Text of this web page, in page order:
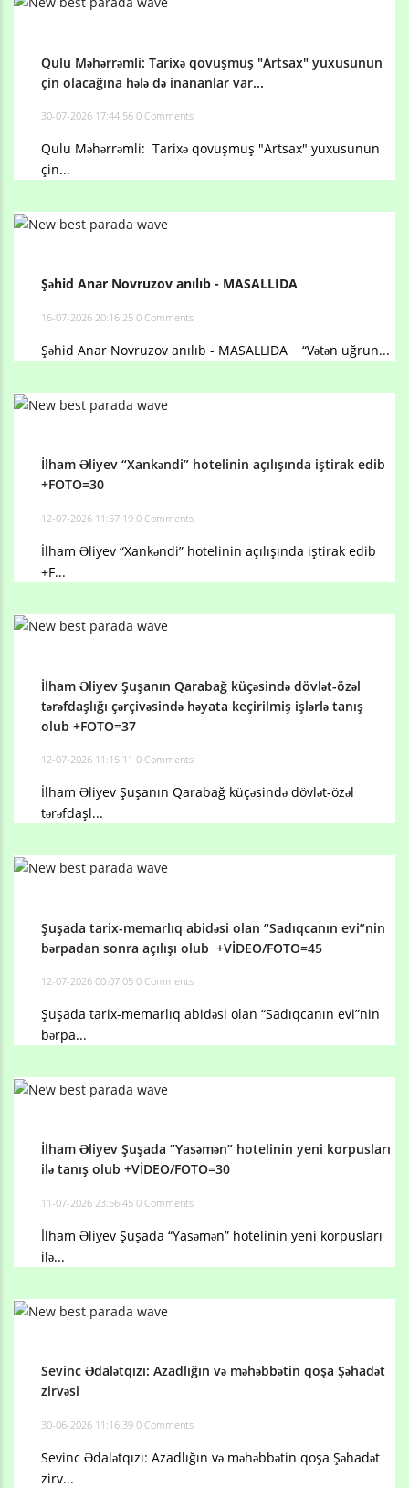
Qulu Məhərrəmli: Tarixə qovuşmuş "Artsax" yuxusunun
çin olacağına hələ də inananlar var...
30-07-2026 17:44:56 0 Comments
Qulu Məhərrəmli: Tarixə qovuşmuş "Artsax" yuxusunun
çin...
Şəhid Anar Novruzov anılıb - MASALLIDA
16-07-2026 20:16:25 0 Comments
Şəhid Anar Novruzov anılıb - MASALLIDA “Vətən uğrun...
İlham Əliyev “Xankəndi” hotelinin açılışında iştirak edib
+FOTO=30
12-07-2026 11:57:19 0 Comments
İlham Əliyev “Xankəndi” hotelinin açılışında iştirak edib
+F...
İlham Əliyev Şuşanın Qarabağ küçəsində dövlət-özəl
tərəfdaşlığı çərçivəsində həyata keçirilmiş işlərlə tanış
olub +FOTO=37
12-07-2026 11:15:11 0 Comments
İlham Əliyev Şuşanın Qarabağ küçəsində dövlət-özəl
tərəfdaşl...
Şuşada tarix-memarlıq abidəsi olan “Sadıqcanın evi”nin
bərpadan sonra açılışı olub +VİDEO/FOTO=45
12-07-2026 00:07:05 0 Comments
Şuşada tarix-memarlıq abidəsi olan “Sadıqcanın evi”nin
bərpa...
İlham Əliyev Şuşada “Yasəmən” hotelinin yeni korpusları
ilə tanış olub +VİDEO/FOTO=30
11-07-2026 23:56:45 0 Comments
İlham Əliyev Şuşada “Yasəmən” hotelinin yeni korpusları
ilə...
Sevinc Ədalətqızı: Azadlığın və məhəbbətin qoşa Şəhadət
zirvəsi
30-06-2026 11:16:39 0 Comments
Sevinc Ədalətqızı: Azadlığın və məhəbbətin qoşa Şəhadət
zirv...